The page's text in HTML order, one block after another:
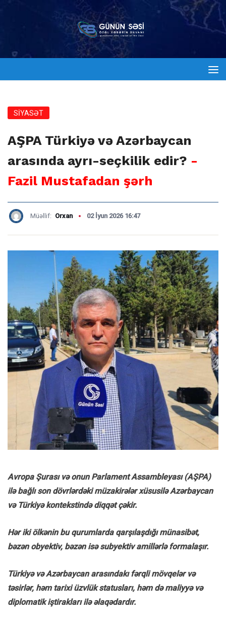
SİYASƏT
AŞPA Türkiyə və Azərbaycan
arasında ayrı-seçkilik edir? -
Fazil Mustafadan şərh
Müəllif: Orxan 02 İyun 2026 16:47
Avropa Şurası və onun Parlament Assambleyası (AŞPA)
ilə bağlı son dövrlərdəki müzakirələr xüsusilə Azərbaycan
və Türkiyə kontekstində diqqət çəkir.
Hər iki ölkənin bu qurumlarda qarşılaşdığı münasibət,
bəzən obyektiv, bəzən isə subyektiv amillərlə formalaşır.
Türkiyə və Azərbaycan arasındakı fərqli mövqelər və
təsirlər, həm tarixi üzvlük statusları, həm də maliyyə və
diplomatik iştirakları ilə əlaqədardır.